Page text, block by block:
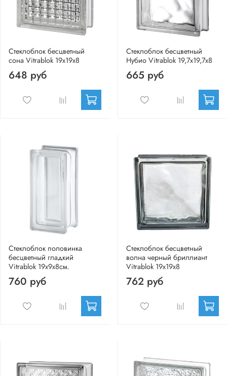
Стеклоблок бесцветный
сона Vitrablok 19х19х8
648 руб
Стеклоблок бесцветный
Нубио Vitrablok 19,7x19,7x8
665 руб
Стеклоблок половинка
бесцветный гладкий
Vitrablok 19х9х8см.
760 руб
Стеклоблок бесцветный
волна черный бриллиант
Vitrablok 19х19х8
762 руб